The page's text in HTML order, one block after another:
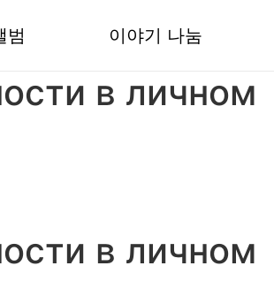
범 이야기 나눔
в личном
в личном